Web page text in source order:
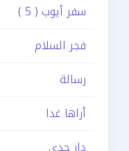
سفر أيوب ( 5 )
فجر السلام
رسالة
أراها غدا